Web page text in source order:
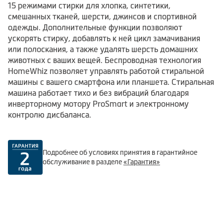
15 режимами стирки для хлопка, синтетики,
смешанных тканей, шерсти, джинсов и спортивной
одежды. Дополнительные функции позволяют
ускорять стирку, добавлять к ней цикл замачивания
или полоскания, а также удалять шерсть домашних
животных с ваших вещей. Беспроводная технология
HomeWhiz позволяет управлять работой стиральной
машины с вашего смартфона или планшета. Стиральная
машина работает тихо и без вибраций благодаря
инверторному мотору ProSmart и электронному
контролю дисбаланса.
Подробнее об условиях принятия в гарантийное
обслуживание в разделе«Гарантия»